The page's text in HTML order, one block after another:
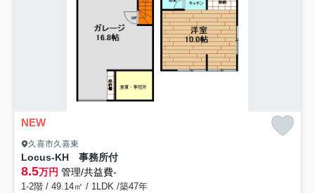
NEW
久喜市久喜東
Locus-KH 事務所付
8.5万円 管理/共益費-
1-2階 / 49.14㎡ / 1LDK /築47年